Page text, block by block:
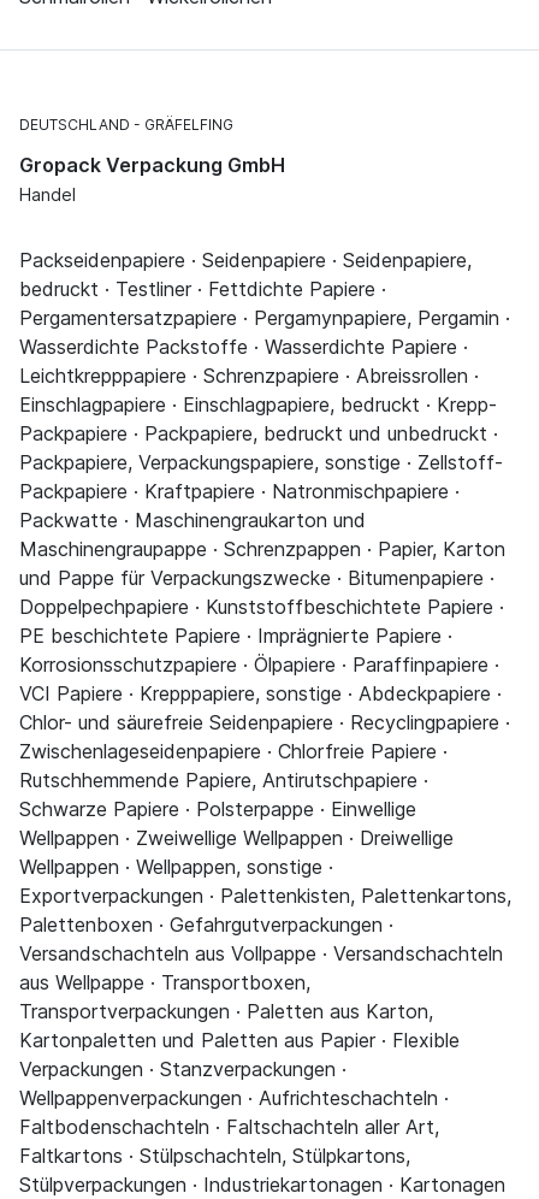
DEUTSCHLAND GRÄFELFING
Gropack Verpackung GmbH
Handel
Packseidenpapiere · Seidenpapiere · Seidenpapiere,
bedruckt · Testliner · Fettdichte Papiere ·
Pergamentersatzpapiere · Pergamynpapiere, Pergamin ·
Wasserdichte Packstoffe · Wasserdichte Papiere ·
Leichtkrepppapiere · Schrenzpapiere · Abreissrollen ·
Einschlagpapiere · Einschlagpapiere, bedruckt · Krepp-
Packpapiere · Packpapiere, bedruckt und unbedruckt ·
Packpapiere, Verpackungspapiere, sonstige · Zellstoff-
Packpapiere · Kraftpapiere · Natronmischpapiere ·
Packwatte · Maschinengraukarton und
Maschinengraupappe · Schrenzpappen · Papier, Karton
und Pappe für Verpackungszwecke · Bitumenpapiere ·
Doppelpechpapiere · Kunststoffbeschichtete Papiere ·
PE beschichtete Papiere · Imprägnierte Papiere ·
Korrosionsschutzpapiere · Ölpapiere · Paraffinpapiere ·
VCI Papiere · Krepppapiere, sonstige · Abdeckpapiere ·
Chlor- und säurefreie Seidenpapiere · Recyclingpapiere ·
Zwischenlageseidenpapiere · Chlorfreie Papiere ·
Rutschhemmende Papiere, Antirutschpapiere ·
Schwarze Papiere · Polsterpappe · Einwellige
Wellpappen · Zweiwellige Wellpappen · Dreiwellige
Wellpappen · Wellpappen, sonstige ·
Exportverpackungen · Palettenkisten, Palettenkartons,
Palettenboxen · Gefahrgutverpackungen ·
Versandschachteln aus Vollpappe · Versandschachteln
aus Wellpappe · Transportboxen,
Transportverpackungen · Paletten aus Karton,
Kartonpaletten und Paletten aus Papier · Flexible
Verpackungen · Stanzverpackungen ·
Wellpappenverpackungen · Aufrichteschachteln ·
Faltbodenschachteln · Faltschachteln aller Art,
Faltkartons · Stülpschachteln, Stülpkartons,
Stülpverpackungen · Industriekartonagen · Kartonagen